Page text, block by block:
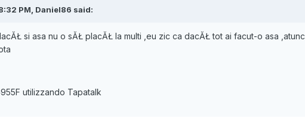
PM, Daniel86 said:
si asa nu o sĂŁ placĂŁ la multi ,eu zic ca dacĂŁ tot ai facut-o asa
utilizzando Tapatalk